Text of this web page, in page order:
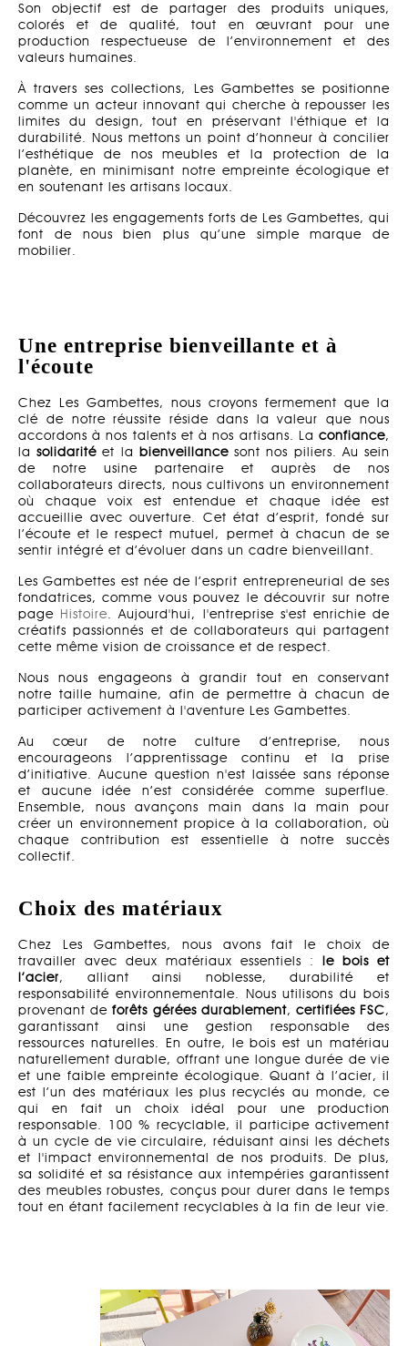
Son objectif est de partager des produits uniques,
colorés et de qualité, tout en œuvrant pour une
production respectueuse de l’environnement et des
valeurs humaines.
À travers ses collections, Les Gambettes se positionne
comme un acteur innovant qui cherche à repousser les
limites du design, tout en préservant l'éthique et la
durabilité. Nous mettons un point d’honneur à concilier
l’esthétique de nos meubles et la protection de la
planète, en minimisant notre empreinte écologique et
en soutenant les artisans locaux.
Découvrez les engagements forts de Les Gambettes, qui
font de nous bien plus qu’une simple marque de
mobilier.
Une entreprise bienveillante et à
l'écoute
Chez Les Gambettes, nous croyons fermement que la
clé de notre réussite réside dans la valeur que nous
accordons à nos talents et à nos artisans. La confiance,
lasolidarité et la bienveillancesont nos piliers. Au sein
de notre usine partenaire et auprès de nos
collaborateurs directs, nous cultivons un environnement
où chaque voix est entendue et chaque idée est
accueillie avec ouverture. Cet état d’esprit, fondé sur
l’écoute et le respect mutuel, permet à chacun de se
sentir intégré et d’évoluer dans un cadre bienveillant.
Les Gambettes est née de l’esprit entrepreneurial de ses
fondatrices, comme vous pouvez le découvrir sur notre
page Histoire. Aujourd'hui, l'entreprise s'est enrichie de
créatifs passionnés et de collaborateurs qui partagent
cette même vision de croissance et de respect.
Nous nous engageons à grandir tout en conservant
notre taille humaine, afin de permettre à chacun de
participer activement à l'aventure Les Gambettes.
Au cœur de notre culture d’entreprise, nous
encourageons l’apprentissage continu et la prise
d’initiative. Aucune question n'est laissée sans réponse
et aucune idée n’est considérée comme superflue.
Ensemble, nous avançons main dans la main pour
créer un environnement propice à la collaboration, où
chaque contribution est essentielle à notre succès
collectif.
Choix des matériaux
Chez Les Gambettes, nous avons fait le choix de
travailler avec deux matériaux essentiels : le bois et
l’acier, alliant ainsi noblesse, durabilité et
responsabilité environnementale. Nous utilisons du bois
provenant deforêts gérées durablement, certifiées FSC,
garantissant ainsi une gestion responsable des
ressources naturelles. En outre, le bois est un matériau
naturellement durable, offrant une longue durée de vie
et une faible empreinte écologique. Quant à l’acier, il
est l’un des matériaux les plus recyclés au monde, ce
qui en fait un choix idéal pour une production
responsable. 100 % recyclable, il participe activement
à un cycle de vie circulaire, réduisant ainsi les déchets
et l'impact environnemental de nos produits. De plus,
sa solidité et sa résistance aux intempéries garantissent
des meubles robustes, conçus pour durer dans le temps
tout en étant facilement recyclables à la fin de leur vie.